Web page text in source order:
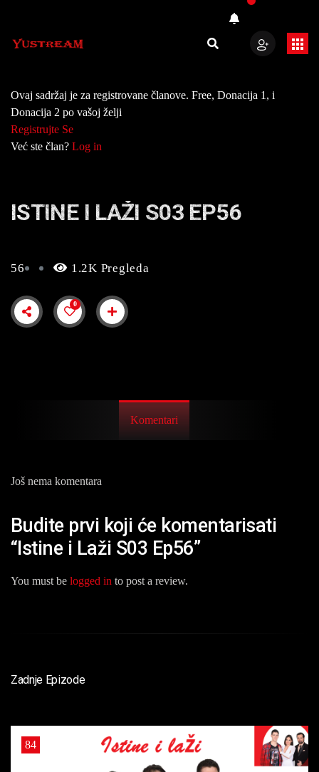
Ovaj sadržaj je za registrovane članove. Free, Donacija 1, i
Donacija 2 po vašoj želji
Registrujte Se
Već ste član? Log in
ISTINE I LAŽI S03 EP56
56 1.2K Pregleda
0
Komentari
Još nema komentara
Budite prvi koji će komentarisati
“Istine i Laži S03 Ep56”
You must be logged in to post a review.
Zadnje Epizode
84